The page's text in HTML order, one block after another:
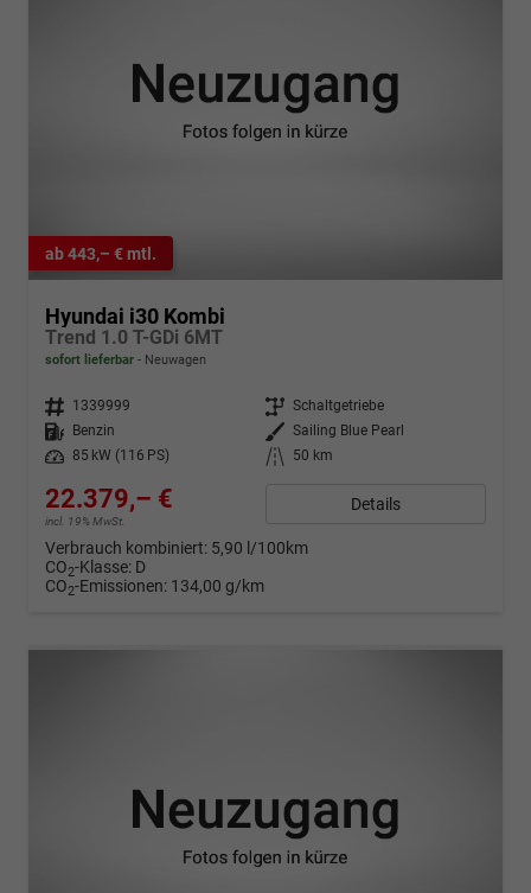
ab 443,– € mtl.
Hyundai i30 Kombi
Trend 1.0 T-GDi 6MT
sofort lieferbar Neuwagen
Fahrzeugnr. 1339999 Getriebe Schaltgetriebe
Kraftstoff
Benzin Außenfarbe Sailing Blue Pearl
Leistung
85 kW (116 PS) Kilometerstand 50 km
22.379,– €
incl. 19% MwSt.
Details
Verbrauch kombiniert: 5,90 l/100km
CO2-Klasse: D
CO2-Emissionen: 134,00 g/km